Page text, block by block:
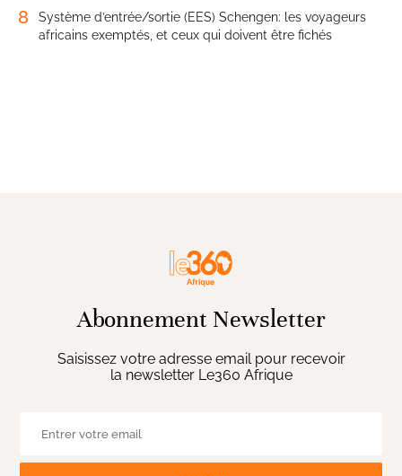
8
Système d’entrée/sortie (EES) Schengen: les voyageurs
africains exemptés, et ceux qui doivent être fichés
Abonnement Newsletter
Saisissez votre adresse email pour recevoir
la newsletter Le360 Afrique